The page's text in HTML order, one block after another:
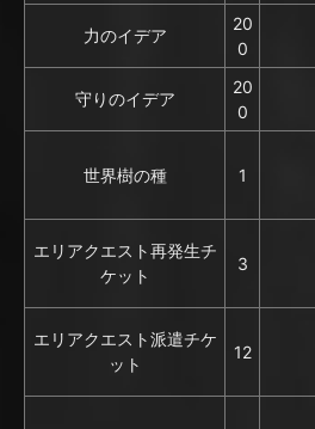
力のイデア
20
0
守りのイデア
20
0
世界樹の種 1
エリアクエスト再発生チ
ケット
3
エリアクエスト派遣チケ
ット
12